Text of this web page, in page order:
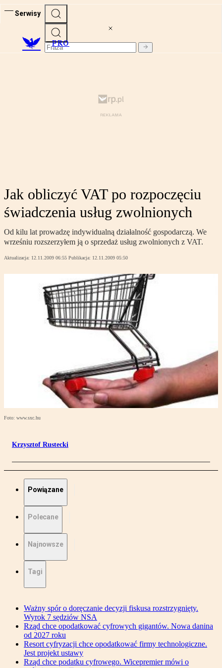
Serwisy
PRO
Jak obliczyć VAT po rozpoczęciu
świadczenia usług zwolnionych
Od kilu lat prowadzę indywidualną działalność gospodarczą. We
wrześniu rozszerzyłem ją o sprzedaż usług zwolnionych z VAT.
Aktualizacja: 12.11.2009 06:55 Publikacja: 12.11.2009 05:50
Foto: www.sxc.hu
Krzysztof Rustecki
Powiązane
Polecane
Najnowsze
Tagi
Ważny spór o doręczanie decyzji fiskusa rozstrzygnięty.
Wyrok 7 sędziów NSA
Rząd chce opodatkować cyfrowych gigantów. Nowa danina
od 2027 roku
Resort cyfryzacji chce opodatkować firmy technologiczne.
Jest projekt ustawy
Rząd chce podatku cyfrowego. Wicepremier mówi o